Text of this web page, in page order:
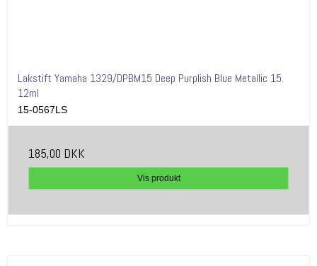
Lakstift Yamaha 1329/DPBM15 Deep Purplish Blue Metallic 15.
12ml
15-0567LS
185,00 DKK
Vis produkt